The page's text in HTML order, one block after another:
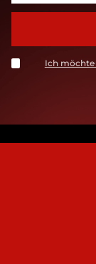
Ich möchte